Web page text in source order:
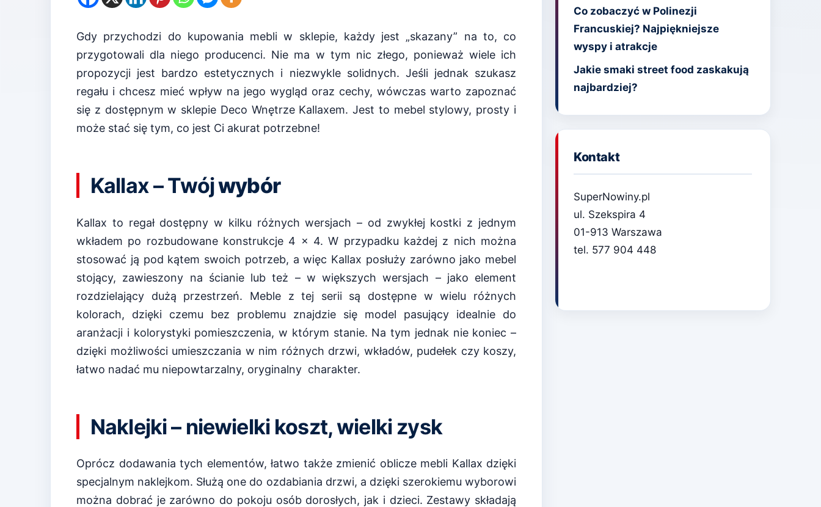
Gdy przychodzi do kupowania mebli w sklepie, każdy jest „skazany” na to, co
przygotowali dla niego producenci. Nie ma w tym nic złego, ponieważ wiele ich
propozycji jest bardzo estetycznych i niezwykle solidnych. Jeśli jednak szukasz
regału i chcesz mieć wpływ na jego wygląd oraz cechy, wówczas warto zapoznać
się z dostępnym w sklepie Deco Wnętrze Kallaxem. Jest to mebel stylowy, prosty i
może stać się tym, co jest Ci akurat potrzebne!
Kallax – Twójwybór
Kallax to regał dostępny w kilku różnych wersjach – od zwykłej kostki z jednym
wkładem po rozbudowane konstrukcje 4 x 4. W przypadku każdej z nich można
stosować ją pod kątem swoich potrzeb, a więc Kallax posłuży zarówno jako mebel
stojący, zawieszony na ścianie lub też – w większych wersjach – jako element
rozdzielający dużą przestrzeń. Meble z tej serii są dostępne w wielu różnych
kolorach, dzięki czemu bez problemu znajdzie się model pasujący idealnie do
aranżacji i kolorystyki pomieszczenia, w którym stanie. Na tym jednak nie koniec –
dzięki możliwości umieszczania w nim różnych drzwi, wkładów, pudełek czy koszy,
łatwo nadać mu niepowtarzalny, oryginalny charakter.
Naklejki – niewielki koszt, wielki zysk
Oprócz dodawania tych elementów, łatwo także zmienić oblicze mebli Kallax dzięki
specjalnym naklejkom. Służą one do ozdabiania drzwi, a dzięki szerokiemu wyborowi
można dobrać je zarówno do pokoju osób dorosłych, jak i dzieci. Zestawy składają
Co zobaczyć w Polinezji
Francuskiej? Najpiękniejsze
wyspy i atrakcje
Jakie smaki street food zaskakują
najbardziej?
Kontakt
SuperNowiny.pl
ul. Szekspira 4
01-913 Warszawa
tel. 577 904 448